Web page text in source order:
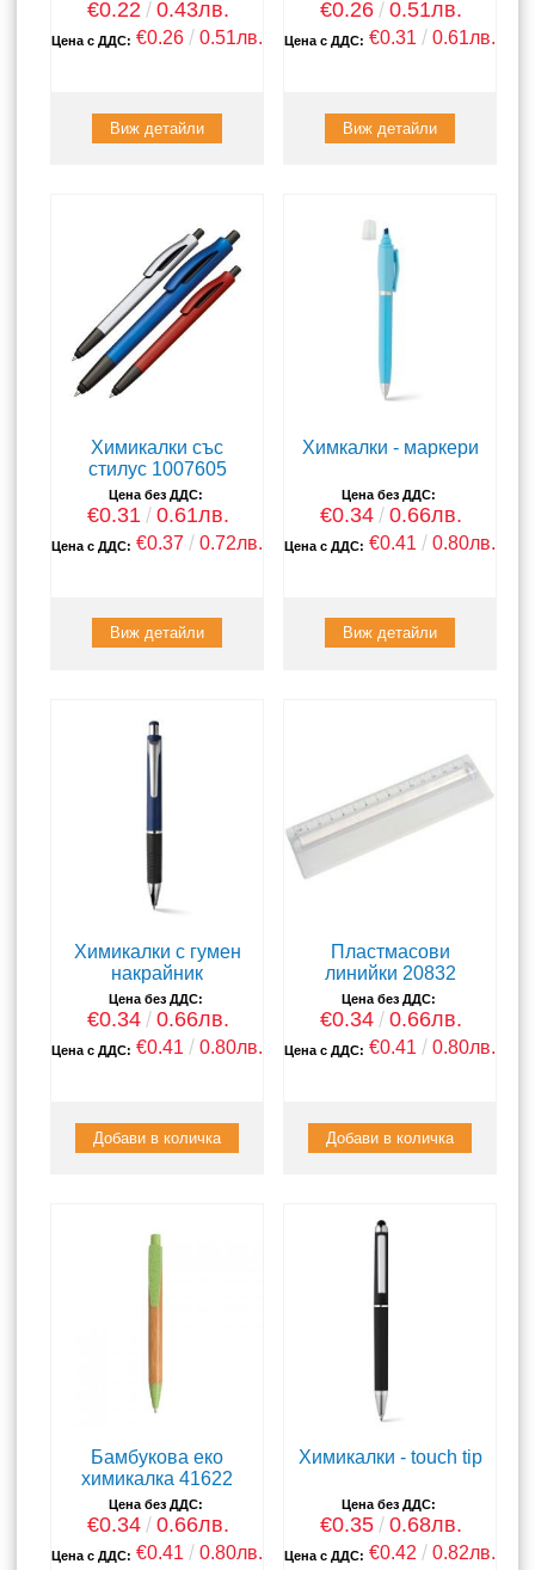
€0.22 0.43лв.
Цена с ДДС: €0.26 0.51лв.
Виж детайли
€0.26 0.51лв.
Цена с ДДС: €0.31 0.61лв.
Виж детайли
Химикалки със
стилус 1007605
Цена без ДДС:
€0.31 0.61лв.
Цена с ДДС: €0.37 0.72лв.
Виж детайли
Химкалки - маркери
Цена без ДДС:
€0.34 0.66лв.
Цена с ДДС: €0.41 0.80лв.
Виж детайли
Химикалки с гумен
накрайник
Цена без ДДС:
€0.34 0.66лв.
Цена с ДДС: €0.41 0.80лв.
Пластмасови
линийки 20832
Цена без ДДС:
€0.34 0.66лв.
Цена с ДДС: €0.41 0.80лв.
Бамбукова еко
химикалка 41622
Цена без ДДС:
€0.34 0.66лв.
Цена с ДДС: €0.41 0.80лв.
Химикалки - touch tip
Цена без ДДС:
€0.35 0.68лв.
Цена с ДДС: €0.42 0.82лв.